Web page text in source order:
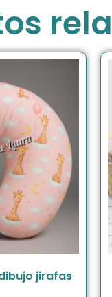
jirafas